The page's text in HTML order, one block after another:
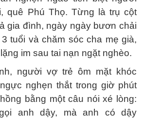
quê Phú Thọ. Từng là trụ cột
gia đình, ngày ngày bươn chải
tuổi và chăm sóc cha mẹ già,
im sau tai nạn ngặt nghèo.
người vợ trẻ ôm mặt khóc
nghẹn thắt trong giờ phút
bằng một câu nói xé lòng:
anh dậy, mà anh có dậy